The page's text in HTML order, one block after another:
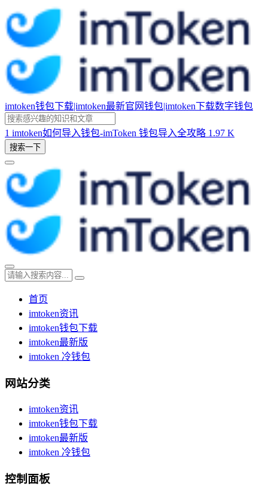
imtoken钱包下载|imtoken最新官网钱包|imtoken下载数字钱包
1 imtoken如何导入钱包-imToken 钱包导入全攻略 1.97 K
搜索一下
首页
imtoken资讯
imtoken钱包下载
imtoken最新版
imtoken 冷钱包
网站分类
imtoken资讯
imtoken钱包下载
imtoken最新版
imtoken 冷钱包
控制面板